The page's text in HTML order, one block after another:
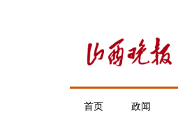
首页 政闻